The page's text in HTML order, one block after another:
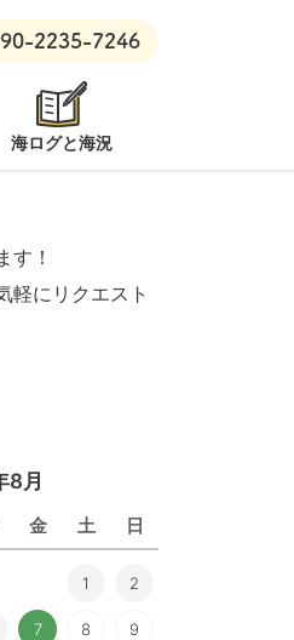
チ：潜水注意 安良里ボート：
2235-7246
海ログと海況
す！
軽にリクエスト
8月
金 土 日
1 2
7 8 9